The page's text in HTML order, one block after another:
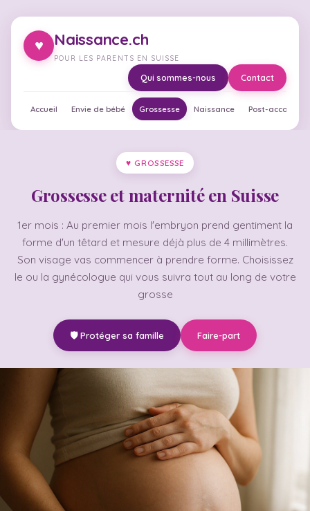
♥ Naissance.ch
POUR LES PARENTS EN SUISSE
Accueil Envie de bébé Grossesse Naissance Post-
Qui sommes-nous Contact
♥ GROSSESSE
Grossesse et maternité en Suisse
1er mois : Au premier mois l'embryon prend gentiment la
forme d'un têtard et mesure déjà plus de 4 millimètres.
Son visage vas commencer à prendre forme. Choisissez
le ou la gynécologue qui vous suivra tout au long de votre
grosse
🛡️ Protéger sa famille Faire-part